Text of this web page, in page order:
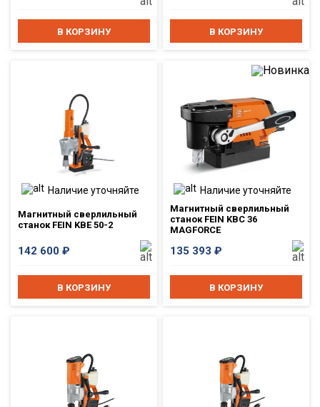
В КОРЗИНУ В КОРЗИНУ
Наличие уточняйте
Магнитный сверлильный
станок FEIN KBE 50-2
142 600 ₽
В КОРЗИНУ
Наличие уточняйте
Магнитный сверлильный
станок FEIN KBC 36
MAGFORCE
135 393₽
В КОРЗИНУ